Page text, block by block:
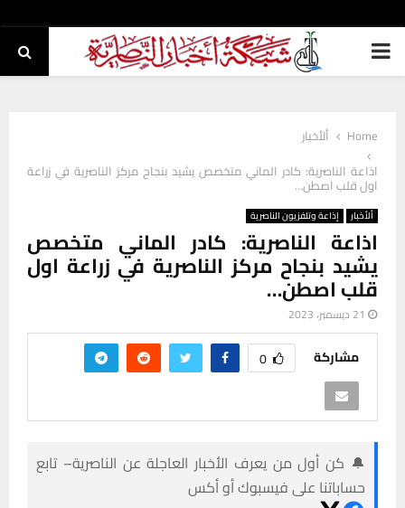
PRIMARY
Home
ألأخبار
اذاعة الناصرية: كادر الماني متخصص يشيد بنجاح مركز الناصرية في زراعة
اول قلب اصطن…
ألأخبار إذاعة وتلفزيون الناصرية
اذاعة الناصرية: كادر الماني متخصص
يشيد بنجاح مركز الناصرية في زراعة اول
قلب اصطن…
21 ديسمبر، 2023
مشاركة 0
🔔 كن أول من يعرف الأخبار العاجلة عن الناصرية– تابع
حساباتنا على فيسبوك أو أكس